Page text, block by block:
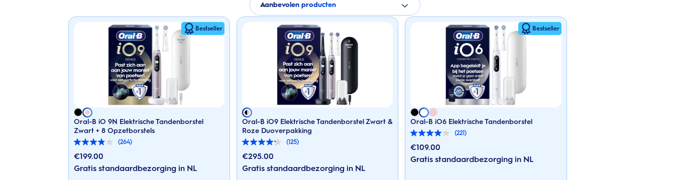
Aanbevolen producten
Bestseller
Oral-B iO 9N Elektrische Tandenborstel
Zwart + 8 Opzetborstels
(264)
3.9
van
de
5
€199.00
Gratis standaardbezorging in NL
Oral-B iO9 Elektrische Tandenborstel Zwart &
Roze Duoverpakking
(125)
4.2
van
de
5
€295.00
Gratis standaardbezorging in NL
Bestseller
Oral-B iO6 Elektrische Tandenborstel
(221)
4.0
van
de
5
€109.00
Gratis standaardbezorging in NL